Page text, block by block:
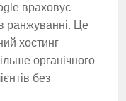
враховує
в ранжуванні. Це
хостинг
органічного
без